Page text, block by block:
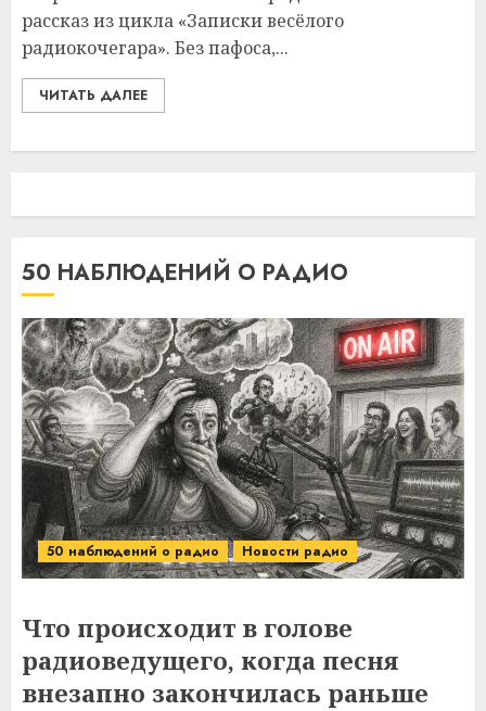
рассказ из цикла «Записки весёлого
радиокочегара». Без пафоса,...
ЧИТАТЬ ДАЛЕЕ
50 НАБЛЮДЕНИЙ О РАДИО
50 наблюдений о радио Новости радио
Что происходит в голове
радиоведущего, когда песня
внезапно закончилась раньше